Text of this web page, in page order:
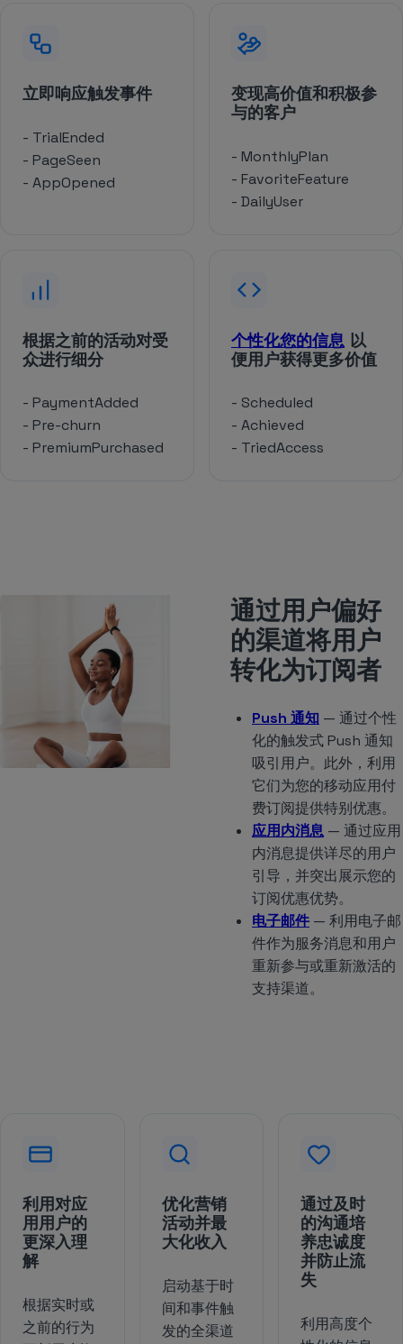
立即响应触发事件
- TrialEnded
- PageSeen
- AppOpened
变现高价值和积极参
与的客户
- MonthlyPlan
- FavoriteFeature
- DailyUser
根据之前的活动对受
众进行细分
- PaymentAdded
- Pre-churn
- PremiumPurchased
个性化您的信息 以
便用户获得更多价值
- Scheduled
- Achieved
- TriedAccess
通过用户偏好
的渠道将用户
转化为订阅者
Push 通知 — 通过个性
化的触发式 Push 通知
吸引用户。此外，利用
它们为您的移动应用付
费订阅提供特别优惠。
应用内消息 — 通过应用
内消息提供详尽的用户
引导，并突出展示您的
订阅优惠优势。
电子邮件 — 利用电子邮
件作为服务消息和用户
重新参与或重新激活的
支持渠道。
利用对应
用用户的
更深入理
解
根据实时或
之前的行为
优化营销
活动并最
大化收入
启动基于时
间和事件触
发的全渠道
通过及时
的沟通培
养忠诚度
并防止流
失
利用高度个